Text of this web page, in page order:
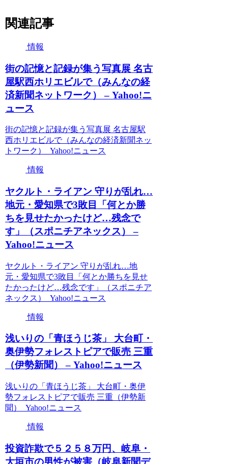
関連記事
情報
街の記憶と記録が集う写真展 名古
屋駅西ホリエビルで（みんなの経
済新聞ネットワーク） – Yahoo!ニ
ュース
街の記憶と記録が集う写真展 名古屋駅
西ホリエビルで（みんなの経済新聞ネッ
トワーク） Yahoo!ニュース
情報
ヤクルト・ライアン 守りが乱れ…
地元・愛知県で3敗目「何とか勝
ちを見せたかったけど…残念で
す」（スポニチアネックス） –
Yahoo!ニュース
ヤクルト・ライアン 守りが乱れ…地
元・愛知県で3敗目「何とか勝ちを見せ
たかったけど…残念です」（スポニチア
ネックス） Yahoo!ニュース
情報
浅いりの「青ほうじ茶」 大台町・
奥伊勢フォレストピアで販売 三重
（伊勢新聞） – Yahoo!ニュース
浅いりの「青ほうじ茶」 大台町・奥伊
勢フォレストピアで販売 三重（伊勢新
聞） Yahoo!ニュース
情報
投資詐欺で５２５８万円、岐阜・
大垣市の男性が被害（岐阜新聞デ